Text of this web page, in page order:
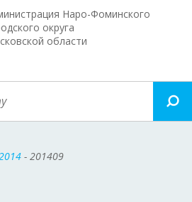
Наро-Фоминского
округа
области
- 201409